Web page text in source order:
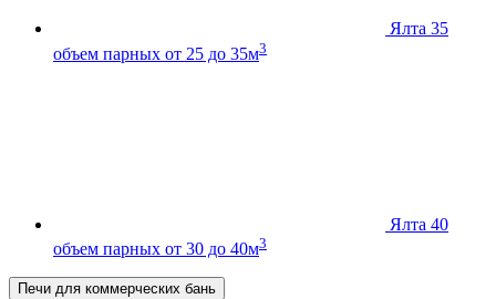
Ялта 35
объем парных от 25 до 35м3
Ялта 40
объем парных от 30 до 40м3
Печи для коммерческих бань